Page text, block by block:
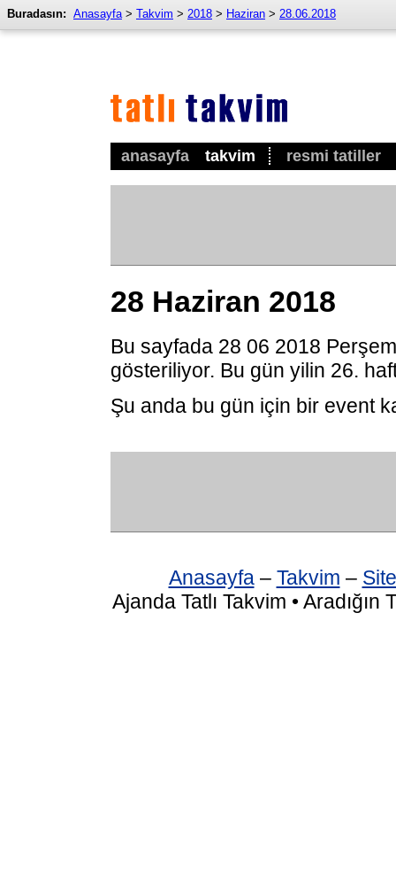
anasayfa takvim resmi tatiller
Buradasın: Anasayfa> Takvim > 2018 > Haziran > 28.06.2018
28 Haziran 2018
Bu sayfada 28 06 2018
gösteriliyor. Bu gün yilin 26.
Şu anda bu gün için bir event
Anasayfa– Takvim –
Ajanda Tatlı Takvim •